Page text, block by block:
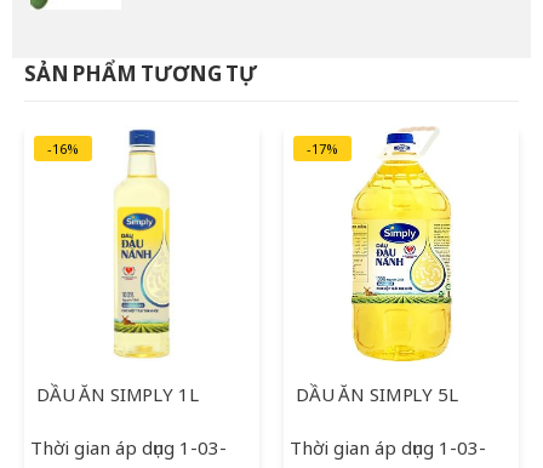
33,000 ₫.
SẢN PHẨM TƯƠNG TỰ
-16%
DẦU ĂN SIMPLY 1L
Thời gian áp dụng 1-03-
-17%
DẦU ĂN SIMPLY 5L
Thời gian áp dụng 1-03-